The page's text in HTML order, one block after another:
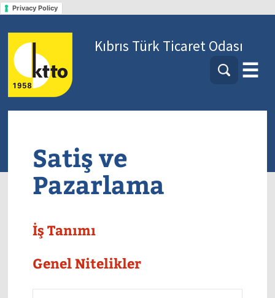
Privacy Policy
Kıbrıs Türk Ticaret Odası
☰
Satiş ve
Pazarlama
İş Tanımı
Genel Nitelikler